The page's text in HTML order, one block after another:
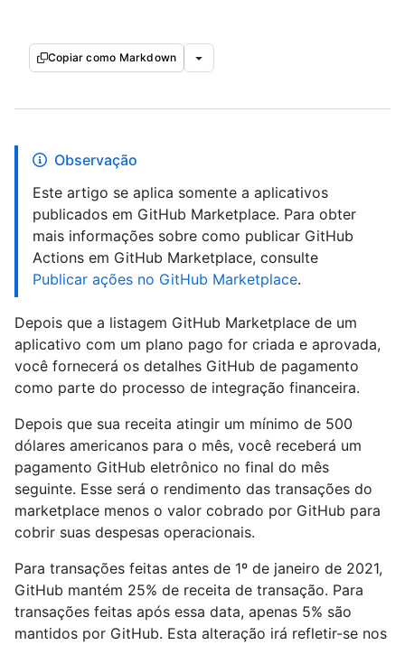
Copiar como Markdown
Observação
Este artigo se aplica somente a aplicativos
publicados em GitHub Marketplace. Para obter
mais informações sobre como publicar GitHub
Actions em GitHub Marketplace, consulte
Publicar ações no GitHub Marketplace.
Depois que a listagem GitHub Marketplace de um
aplicativo com um plano pago for criada e aprovada,
você fornecerá os detalhes GitHub de pagamento
como parte do processo de integração financeira.
Depois que sua receita atingir um mínimo de 500
dólares americanos para o mês, você receberá um
pagamento GitHub eletrônico no final do mês
seguinte. Esse será o rendimento das transações do
marketplace menos o valor cobrado por GitHub para
cobrir suas despesas operacionais.
Para transações feitas antes de 1º de janeiro de 2021,
GitHub mantém 25% de receita de transação. Para
transações feitas após essa data, apenas 5% são
mantidos por GitHub. Esta alteração irá refletir-se nos